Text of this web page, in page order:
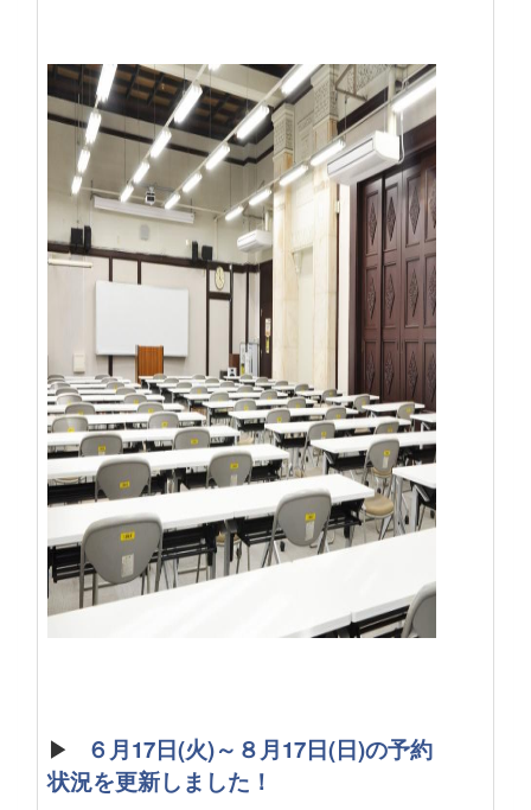
▶
６月17日(火)～８月17日(日)の予約
状況を更新しました！